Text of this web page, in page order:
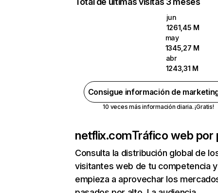
jun
1261,45 M
may
1345,27 M
abr
1243,31 M
Consigue información de
10 veces más información diaria. ¡Gratis!
netflix.comTráfico web por
Consulta la distribución global de
visitantes web de tu competencia y
empieza a aprovechar los